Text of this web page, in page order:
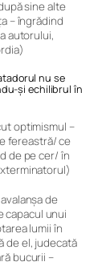
sine alte
– îngrădind
autorului,
nu se
și echilibrul în
optimismul –
fereastră/ ce
de pe cer/ în
de
capacul unui
lumii în
de el, judecată
bucurii –